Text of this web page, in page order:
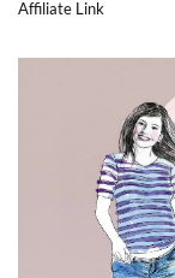
Affiliate Link